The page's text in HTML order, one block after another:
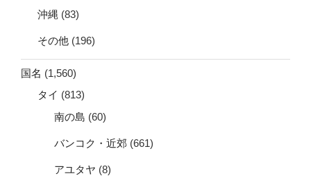
沖縄 (83)
その他 (196)
国名 (1,560)
タイ (813)
南の島 (60)
バンコク・近郊 (661)
アユタヤ (8)